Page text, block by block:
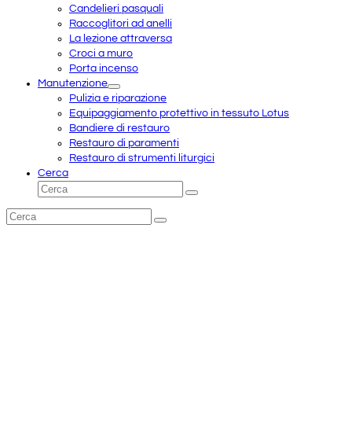
Candelieri pasquali
Raccoglitori ad anelli
La lezione attraversa
Croci a muro
Porta incenso
Manutenzione
Pulizia e riparazione
Equipaggiamento protettivo in tessuto Lotus
Bandiere di restauro
Restauro di paramenti
Restauro di strumenti liturgici
Cerca
Cerca
Invia
Cerca
Invia